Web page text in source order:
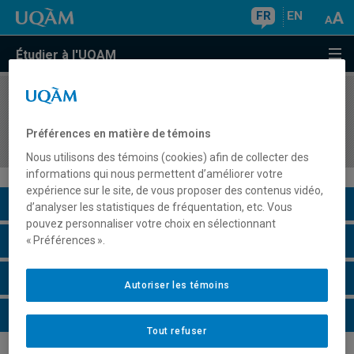
FR EN
Étudier à l'UQAM
COURS//
programme)
Description du cours
Horaire - Été 2026
Horaire - Automne 2026
Horaire - Hiver 2027
Préférences en matière de témoins
Nous utilisons des témoins (cookies) afin de collecter des
informations qui nous permettent d’améliorer votre
expérience sur le site, de vous proposer des contenus vidéo,
d’analyser les statistiques de fréquentation, etc. Vous
pouvez personnaliser votre choix en sélectionnant
« Préférences ».
Tout refuser
Autoriser les témoins